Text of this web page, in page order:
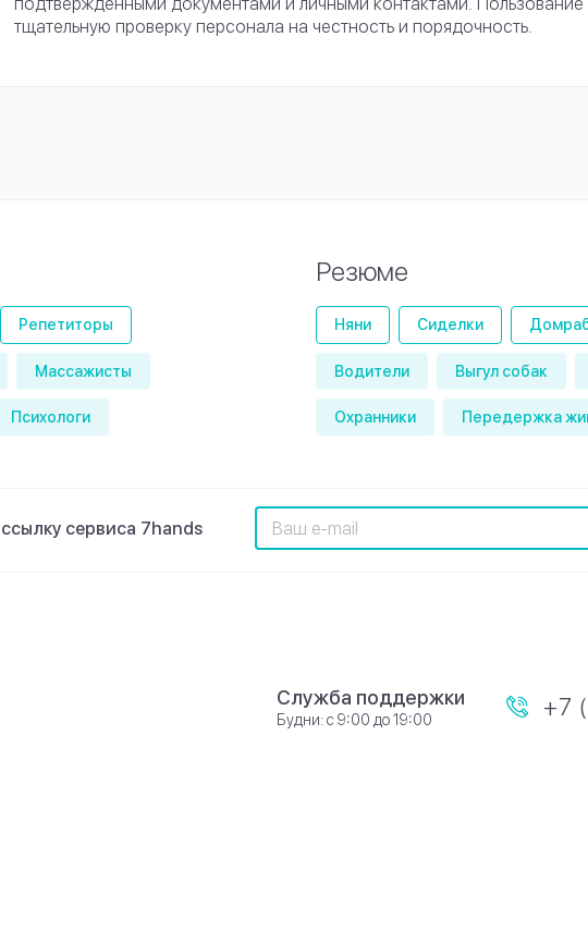
тщательную проверку персонала на честность и порядочность.
Репетиторы
Массажисты
Психологи
Резюме
Няни Сиделки
Водители Выгул собак
Охранники Передержка
сервиса 7hands
Служба поддержки
Будни: с 9:00 до 19:00 +7